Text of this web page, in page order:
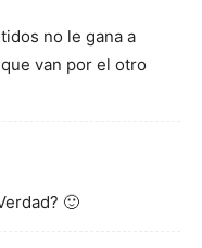
no le gana a
van por el otro
🙂